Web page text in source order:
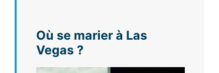
Où se marier à Las
Vegas ?